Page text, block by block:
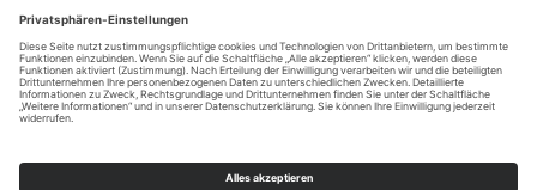
© Evangelische Brüder-Unität – Herrnhuter Brüdergemeine
Weitere Informationen finden Sie hier